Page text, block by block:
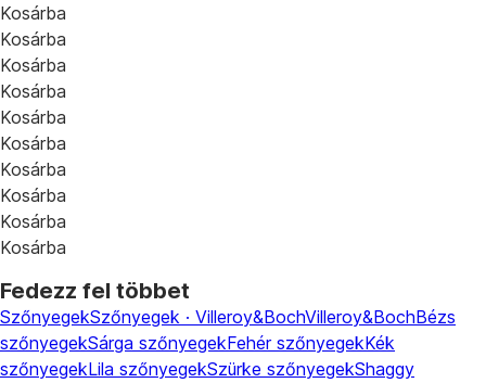
Kosárba
Kosárba
Kosárba
Kosárba
Kosárba
Kosárba
Kosárba
Kosárba
Kosárba
Kosárba
Fedezz fel többet
SzőnyegekSzőnyegek · Villeroy&BochVilleroy&BochBézs
szőnyegekSárga szőnyegekFehér szőnyegekKék
szőnyegekLila szőnyegekSzürke szőnyegekShaggy